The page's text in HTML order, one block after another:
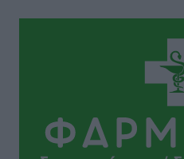
ΠΑΜΕ ΣΤΟΙΧΗΜΑ:
ευρώ σε κέρδη μοίρασε τον
Αθλητικά• πριν 13 ώρες